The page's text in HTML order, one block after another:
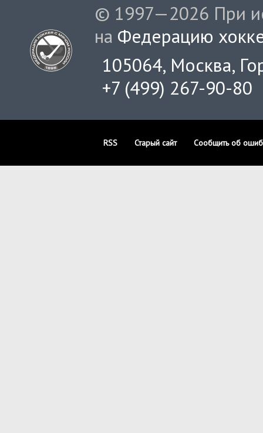
© 1997—2026 При
на Федерацию
105064, Москва,
+7 (499) 267-90-80
RSS Старый сайт Сообщить об